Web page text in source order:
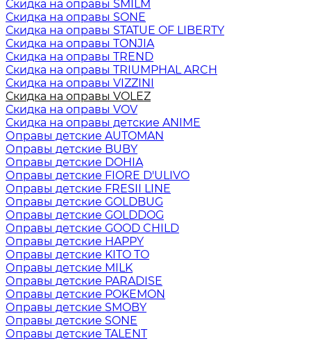
Скидка на оправы SMILM
Скидка на оправы SONE
Скидка на оправы STATUE OF LIBERTY
Скидка на оправы TONJIA
Скидка на оправы TREND
Скидка на оправы TRIUMPHAL ARCH
Скидка на оправы VIZZINI
Скидка на оправы VOLEZ
Скидка на оправы VOV
Скидка на оправы детские ANIME
Оправы детские AUTOMAN
Оправы детские BUBY
Оправы детские DOHIA
Оправы детские FIORE D'ULIVO
Оправы детские FRESII LINE
Оправы детские GOLDBUG
Оправы детские GOLDDOG
Оправы детские GOOD CHILD
Оправы детские HAPPY
Оправы детские KITO TO
Оправы детские MILK
Оправы детские PARADISE
Оправы детские POKEMON
Оправы детские SMOBY
Оправы детские SONE
Оправы детские TALENT